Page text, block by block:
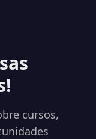
cursos,